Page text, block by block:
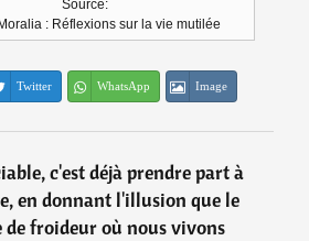
Source:
: Réflexions sur la vie mutilée
Twitter WhatsApp Image
c'est déjà prendre part à
en donnant l'illusion que le
de froideur où nous vivons